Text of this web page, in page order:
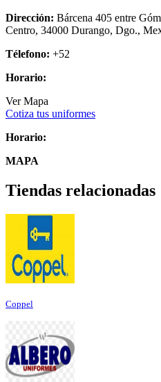
Dirección: Bárcena 405 entre
Centro, 34000 Durango, Dgo.,
Télefono: +52
Horario:
Ver Mapa
Cotiza tus uniformes
Horario:
MAPA
Tiendas relacionadas
Coppel